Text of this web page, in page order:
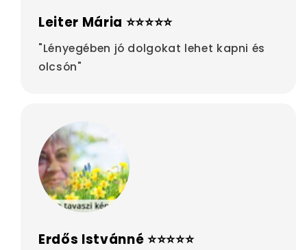
Leiter Mária ⭐⭐⭐⭐⭐
"Lényegében jó dolgokat lehet kapni és
olcsón"
Erdős Istvánné ⭐⭐⭐⭐⭐